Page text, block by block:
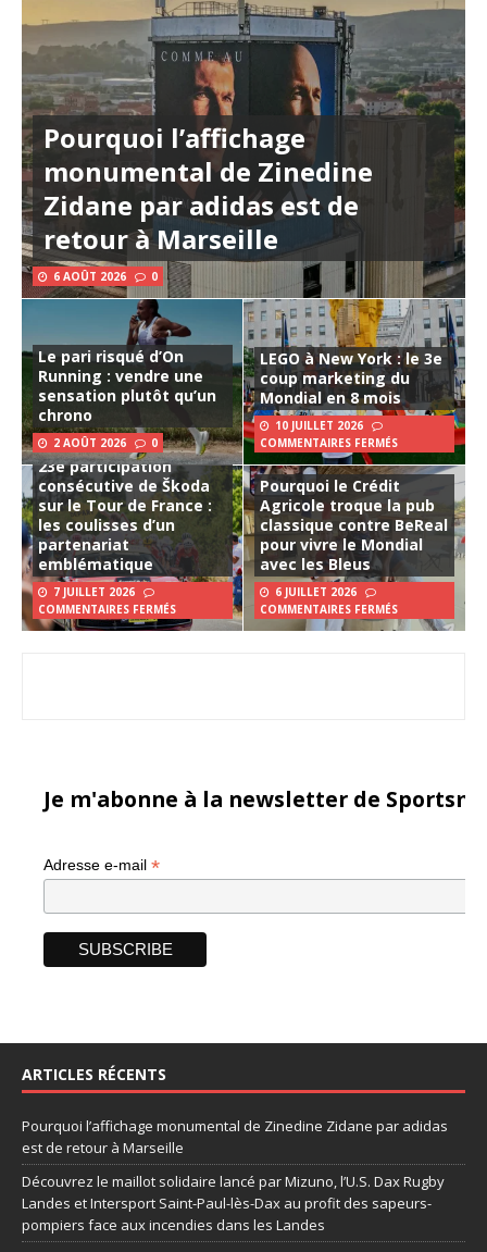
Pourquoi l’affichage
monumental de Zinedine
Zidane par adidas est de
retour à Marseille
6 AOÛT 2026 0
Le pari risqué d’On
Running : vendre une
sensation plutôt qu’un
chrono
2 AOÛT 2026 0
LEGO à New York : le 3e
coup marketing du
Mondial en 8 mois
10 JUILLET 2026
COMMENTAIRES FERMÉS
23e participation
consécutive de Škoda
sur le Tour de France :
les coulisses d’un
partenariat
emblématique
7 JUILLET 2026
COMMENTAIRES FERMÉS
Pourquoi le Crédit
Agricole troque la pub
classique contre BeReal
pour vivre le Mondial
avec les Bleus
6 JUILLET 2026
COMMENTAIRES FERMÉS
Je m'abonne à la newsletter de
Adresse e-mail *
ARTICLES RÉCENTS
Pourquoi l’affichage monumental de Zinedine Zidane par adidas
est de retour à Marseille
Découvrez le maillot solidaire lancé par Mizuno, l’U.S. Dax Rugby
Landes et Intersport Saint-Paul-lès-Dax au profit des sapeurs-
pompiers face aux incendies dans les Landes